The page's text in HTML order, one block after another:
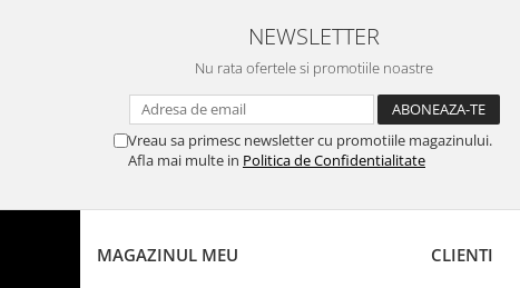
NEWSLETTER
Nu rata ofertele si promotiile noastre
Vreau sa primesc newsletter cu promotiile magazinului.
Afla mai multe in Politica de Confidentialitate
MAGAZINUL MEU CLIENTI